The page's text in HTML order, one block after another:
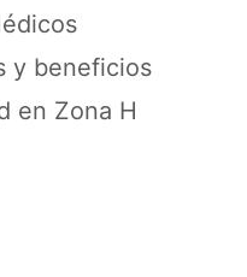
y beneficios
en Zona H